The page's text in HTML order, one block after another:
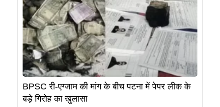
BPSC री-एग्जाम की मांग के बीच पटना में पेपर लीक के
बड़े गिरोह का खुलासा